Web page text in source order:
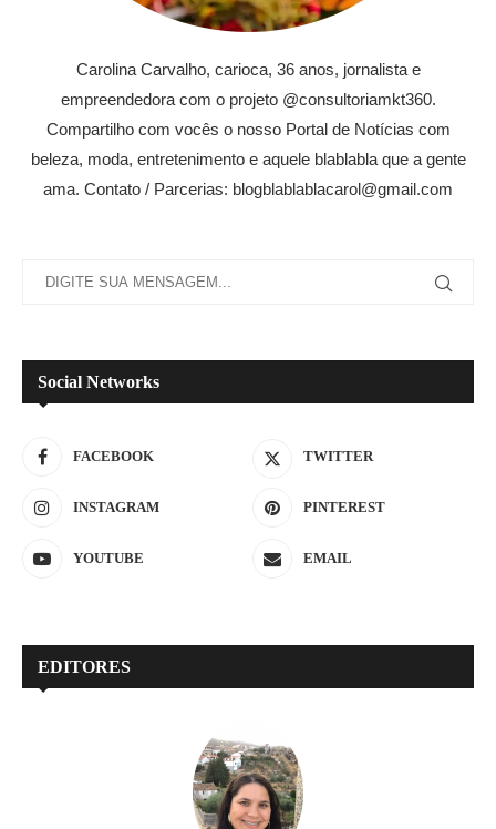
Carolina Carvalho, carioca, 36 anos, jornalista e
empreendedora com o projeto @consultoriamkt360.
Compartilho com vocês o nosso Portal de Notícias com
beleza, moda, entretenimento e aquele blablabla que a gente
ama. Contato / Parcerias: blogblablablacarol@gmail.com
Social Networks
FACEBOOK TWITTER
INSTAGRAM PINTEREST
YOUTUBE EMAIL
EDITORES